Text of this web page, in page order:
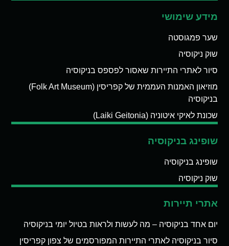
מידע שימושי
שער פמגוסטה
שוק ניקוסיה
סיור לאתרי התיירות שאסור לפספס בניקוסיה
מוזיאון האמנות העממית של קפריסין (Folk Art Museum)
בניקוסיה
שכונת לאיקי איטוניה (Laiki Geitonia)
שופינג בניקוסיה
שופינג בניקוסיה
שוק ניקוסיה
אתרי תיירות
יום אחד בניקוסיה – מה לעשות ולראות בטיול יומי בניקוסיה
סיור בניקוסיה לאתרי התיירות המפורסמים של צפון קפריסין